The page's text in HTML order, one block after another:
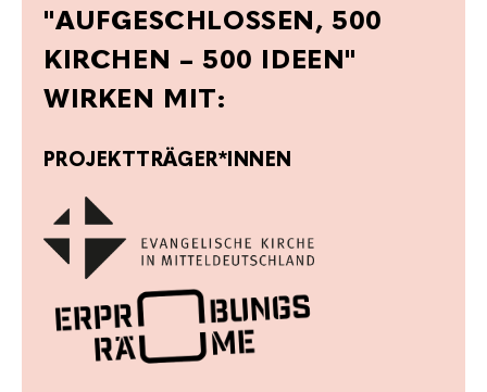
"AUFGESCHLOSSEN, 500
KIRCHEN – 500 IDEEN"
WIRKEN MIT:
PROJEKTTRÄGER*INNEN